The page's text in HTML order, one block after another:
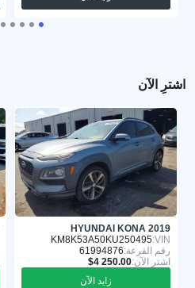
اشترِ الآن
HYUNDAI KONA 2019
VIN:
KM8K53A50KU250495
رقم القرعة:61994876
اشترِ الآن:
زايد الآن